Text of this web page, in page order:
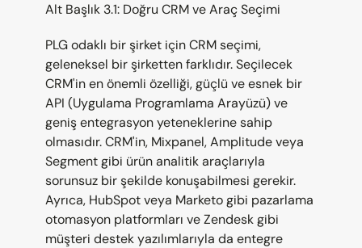
Alt Başlık 3.1: Doğru CRM ve Araç Seçimi
PLG odaklı bir şirket için CRM seçimi,
geleneksel bir şirketten farklıdır. Seçilecek
CRM'in en önemli özelliği, güçlü ve esnek bir
API (Uygulama Programlama Arayüzü) ve
geniş entegrasyon yeteneklerine sahip
olmasıdır. CRM'in, Mixpanel, Amplitude veya
Segment gibi ürün analitik araçlarıyla
sorunsuz bir şekilde konuşabilmesi gerekir.
Ayrıca, HubSpot veya Marketo gibi pazarlama
otomasyon platformları ve Zendesk gibi
müşteri destek yazılımlarıyla da entegre